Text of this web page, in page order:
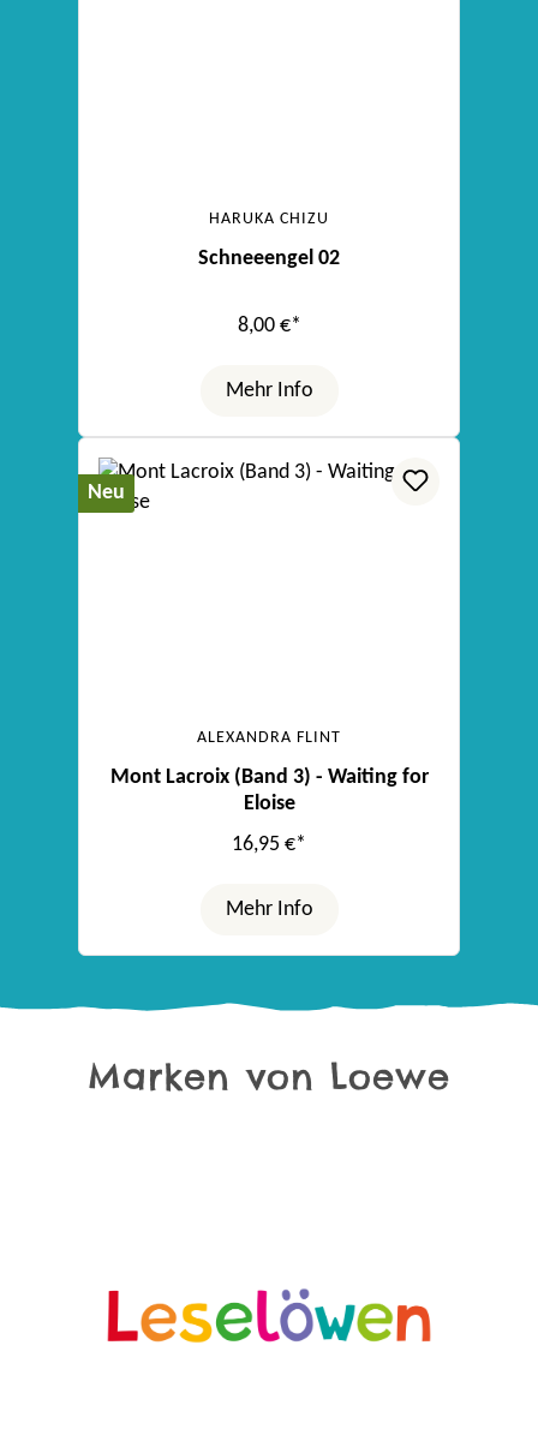
HARUKA CHIZU
Schneeengel 02
8,00 €*
Mehr Info
Neu
ALEXANDRA FLINT
Mont Lacroix (Band 3) - Waiting for
Eloise
16,95 €*
Mehr Info
Marken von Loewe